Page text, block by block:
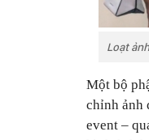
Loạt
Một bộ
chỉnh ảnh
event –